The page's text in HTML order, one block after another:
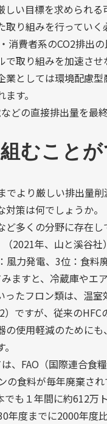
しい目標を求められ
り組みを行っていく
消費者系のCO2排出
で取り組みを加速さ
業としては環境配慮
す。
どの直接排出量を最
むこと
でより厳しい排出量
対策は何でしょうか
ど多くの分野に存在
2021年、山と溪谷
風力発電、3位：食料
ますと、冷蔵庫やエ
ったフロン類は、温
ですが、従来のHFC
の使用軽減のために
、FAO（国際連合食
の食料が毎年廃棄さ
でも１年間に約612万
年度までに2000年度